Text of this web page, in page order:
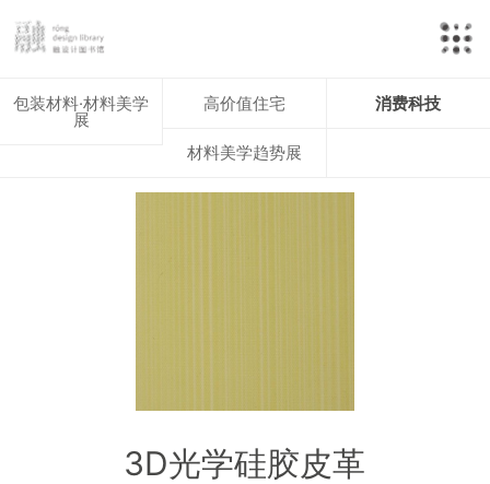
包装材料·材料美学
展
高价值住宅 消费科技
材料美学趋势展
3D光学硅胶皮革